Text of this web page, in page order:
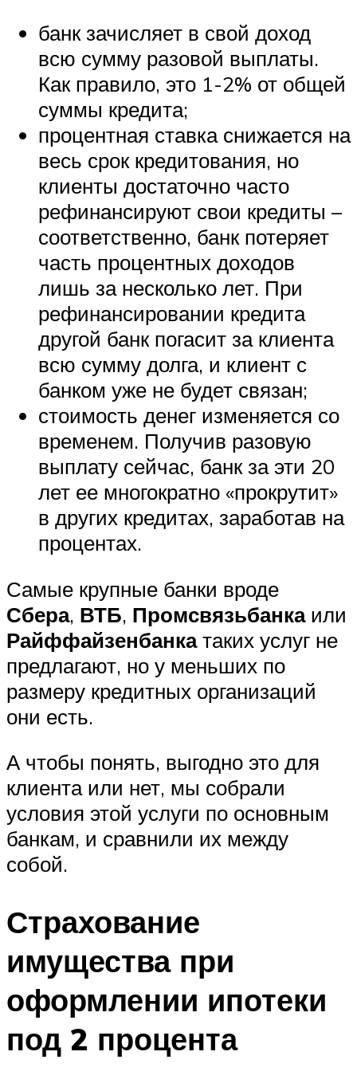
банк зачисляет в свой доход
всю сумму разовой выплаты.
Как правило, это 1-2% от общей
суммы кредита;
процентная ставка снижается на
весь срок кредитования, но
клиенты достаточно часто
рефинансируют свои кредиты –
соответственно, банк потеряет
часть процентных доходов
лишь за несколько лет. При
рефинансировании кредита
другой банк погасит за клиента
всю сумму долга, и клиент с
банком уже не будет связан;
стоимость денег изменяется со
временем. Получив разовую
выплату сейчас, банк за эти 20
лет ее многократно «прокрутит»
в других кредитах, заработав на
процентах.
Самые крупные банки вроде
Сбера, ВТБ, Промсвязьбанкаили
Райффайзенбанкатаких услуг не
предлагают, но у меньших по
размеру кредитных организаций
они есть.
А чтобы понять, выгодно это для
клиента или нет, мы собрали
условия этой услуги по основным
банкам, и сравнили их между
собой.
Страхование
имущества при
оформлении ипотеки
под 2 процента